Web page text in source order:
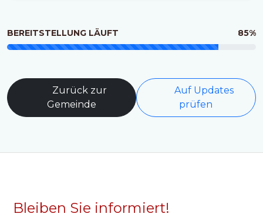
BEREITSTELLUNG LÄUFT 85%
Zurück zur
Gemeinde
Auf Updates
prüfen
Bleiben Sie informiert!